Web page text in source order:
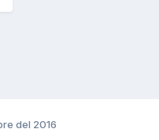
del 2016